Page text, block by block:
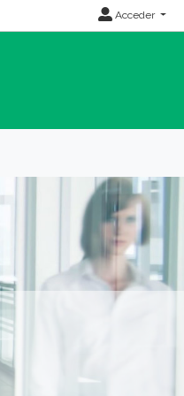
Acceder